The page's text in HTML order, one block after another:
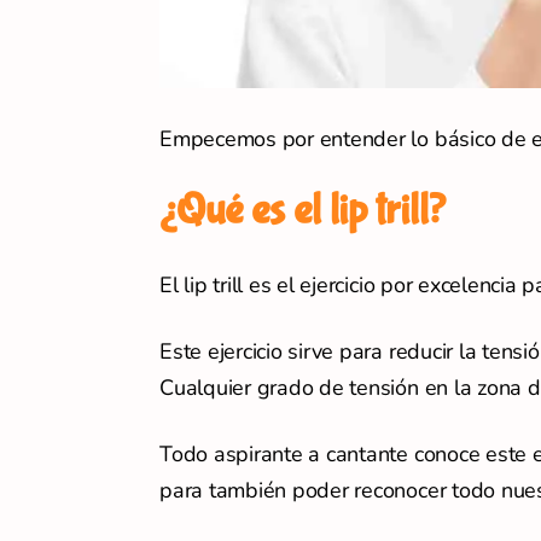
Empecemos por entender lo básico de
¿Qué es el lip trill?
El lip trill es el ejercicio por excelencia
Este ejercicio sirve para reducir la
Cualquier grado de tensión en la zona
Todo aspirante a cantante conoce
para también poder reconocer todo